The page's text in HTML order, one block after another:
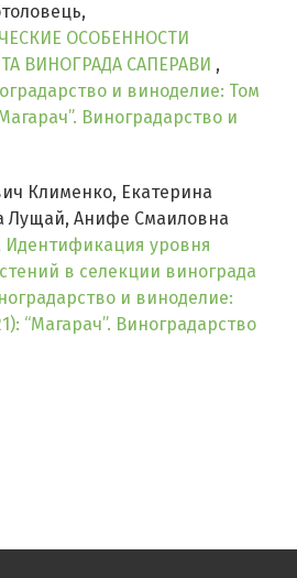
ОСОБЕННОСТИ
ВИНОГРАДА САПЕРАВИ ,
и виноделие: Том
Виноградарство и
Клименко, Екатерина
Лущай, Анифе Смаиловна
Идентификация уровня
в селекции винограда
и виноделие:
“Магарач”. Виноградарство